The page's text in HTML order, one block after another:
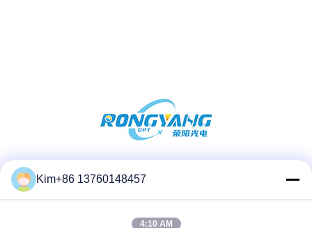
সোশ্যাল মিডিয়া
Kim+86 13760148457
4:10 AM